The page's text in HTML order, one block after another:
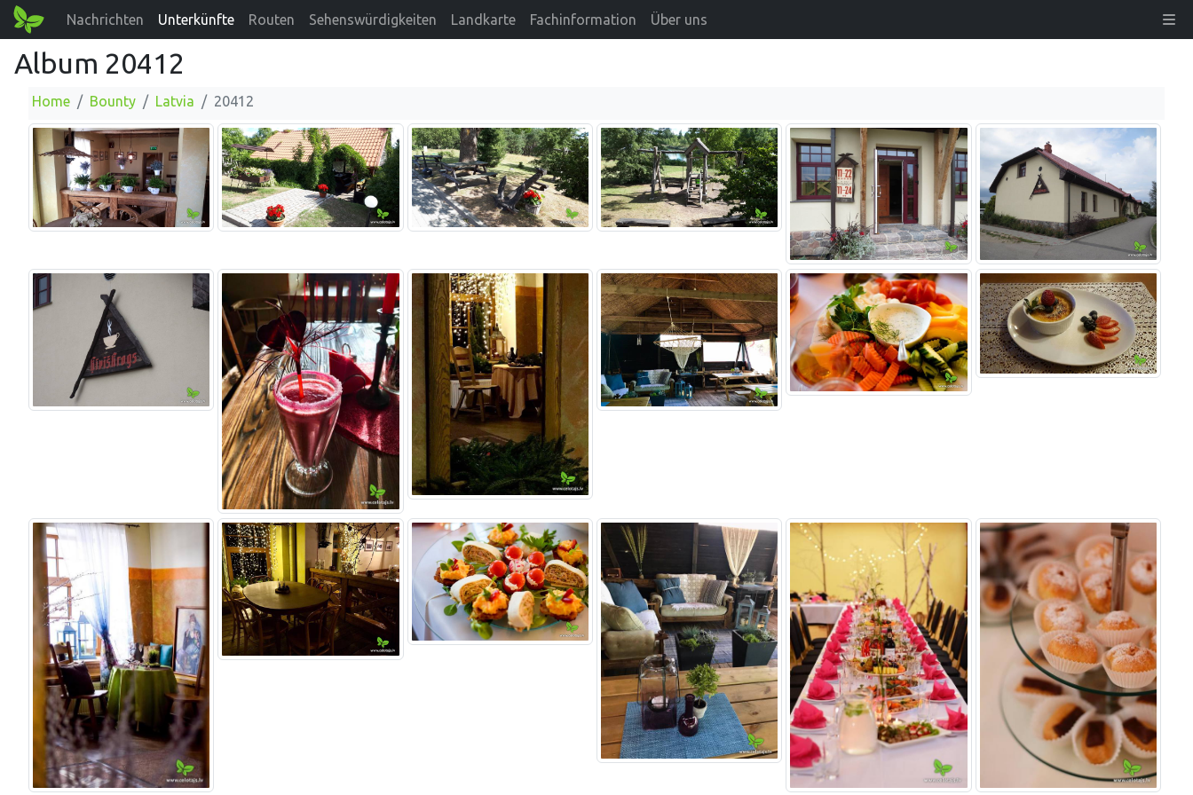
Nachrichten Unterkünfte Routen Sehenswürdigkeiten Landkarte Fachinformation Über uns
Album 20412
Home Bounty Latvia 20412